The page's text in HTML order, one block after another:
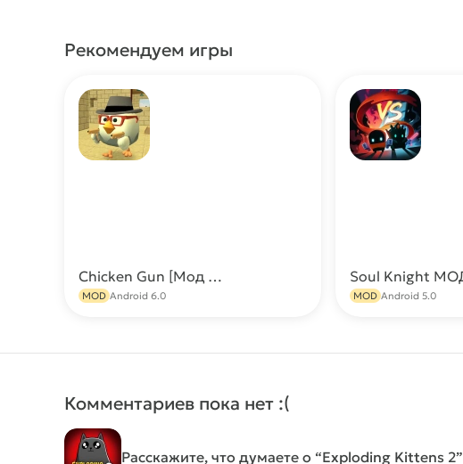
Рекомендуем игры
Chicken Gun [Мод Меню: Много денег, оружия, бессмертие, 170+ читов]
MOD Android 6.0 MOD Android 5.0
Комментариев пока нет :(
Расскажите, что думаете о “Exploding Kittens 2”